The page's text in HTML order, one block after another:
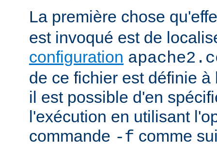
La première chose
est invoqué est de
configuration
de ce fichier est définie
il est possible d'en
l'exécution en utilisant
commande -f comme